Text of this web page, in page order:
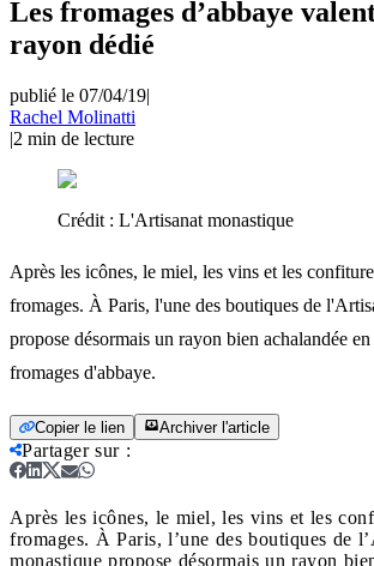
Les fromages d’abbaye
rayon dédié
publié le 07/04/19|
Rachel Molinatti
|2 min de lecture
Crédit : L'Artisanat monastique
Après les icônes, le miel, les vins et les
fromages. À Paris, l'une des boutiques de
propose désormais un rayon bien achalandée
fromages d'abbaye.
Copier le lien Archiver l'article
Partager sur:
Après les icônes, le miel, les vins et les
fromages. À Paris, l’une des boutiques de
monastique propose désormais un rayon